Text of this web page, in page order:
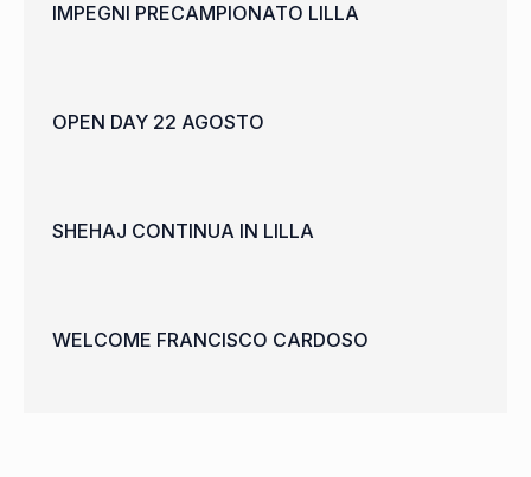
IMPEGNI PRECAMPIONATO LILLA
OPEN DAY 22 AGOSTO
SHEHAJ CONTINUA IN LILLA
WELCOME FRANCISCO CARDOSO